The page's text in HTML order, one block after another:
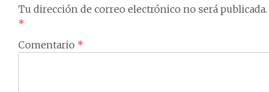
Tu dirección de correo electrónico no será publicada.
*
Comentario *